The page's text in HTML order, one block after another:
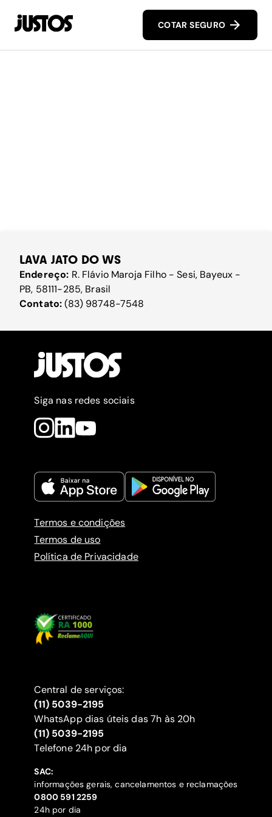
COTAR SEGURO
LAVA JATO DO WS
Endereço: R. Flávio Maroja Filho - Sesi, Bayeux -
PB, 58111-285, Brasil
Contato:(83) 98748-7548
Siga nas redes sociais
Termos e condições
Termos de uso
Política de Privacidade
Central de serviços:
(11) 5039-2195
WhatsApp dias úteis das 7h às 20h
(11) 5039-2195
‍Telefone 24h por dia
SAC:
informações gerais, cancelamentos e reclamações
‍0800 591 2259
24h por dia